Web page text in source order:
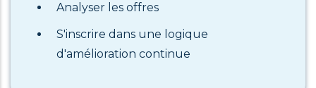
Analyser les offres
S'inscrire dans une logique
d'amélioration continue